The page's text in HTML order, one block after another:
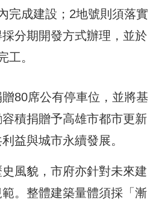
完成建設；2地號則須落實
分期開發方式辦理，並於
工。
80席公有停車位，並將基
積捐贈予高雄市都市更新
益與城市永續發展。
風貌，市府亦針對未來建
。整體建築量體須採「漸